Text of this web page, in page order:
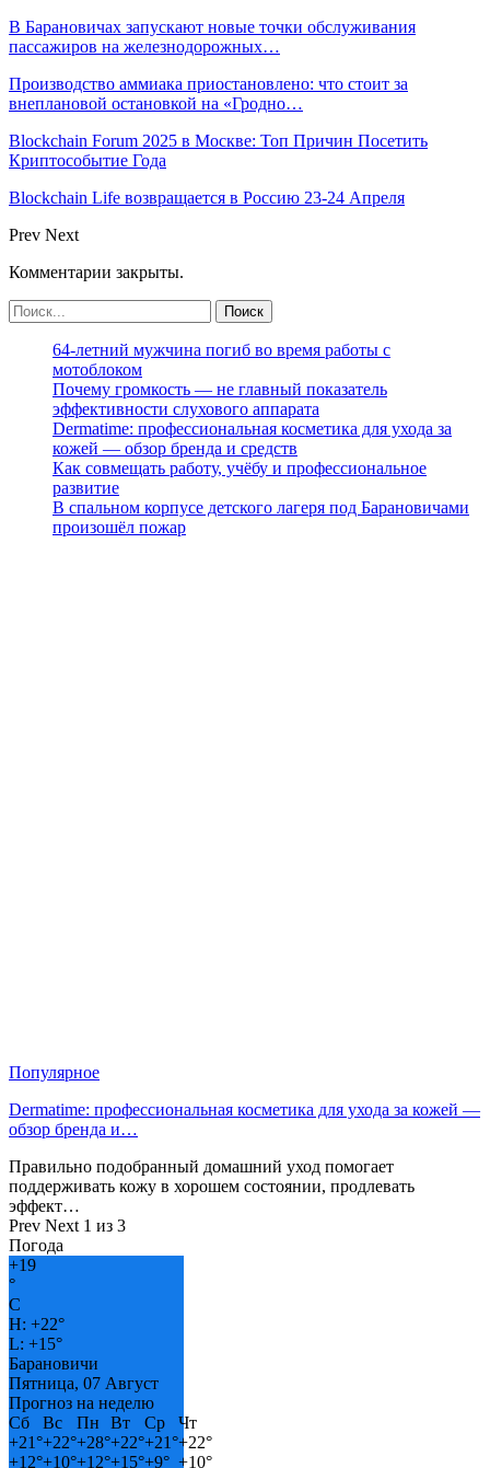
В Барановичах запускают новые точки обслуживания
пассажиров на железнодорожных…
Производство аммиака приостановлено: что стоит за
внеплановой остановкой на «Гродно…
Blockchain Forum 2025 в Москве: Топ Причин Посетить
Криптособытие Года
Blockchain Life возвращается в Россию 23-24 Апреля
Prev Next
Комментарии закрыты.
64-летний мужчина погиб во время работы с
мотоблоком
Почему громкость — не главный показатель
эффективности слухового аппарата
Dermatime: профессиональная косметика для ухода за
кожей — обзор бренда и средств
Как совмещать работу, учёбу и профессиональное
развитие
В спальном корпусе детского лагеря под Барановичами
произошёл пожар
Популярное
Dermatime: профессиональная косметика для ухода за кожей —
обзор бренда и…
Правильно подобранный домашний уход помогает
поддерживать кожу в хорошем состоянии, продлевать
эффект…
Prev Next 1 из 3
Погода
+19
°
C
H: +22°
L: +15°
Барановичи
Пятница, 07 Август
Прогноз на неделю
Сб
Вс Пн Вт Ср
Чт
+21°+22°+28°+22°+21°+22°
+12°+10°+12°+15°+9° +10°